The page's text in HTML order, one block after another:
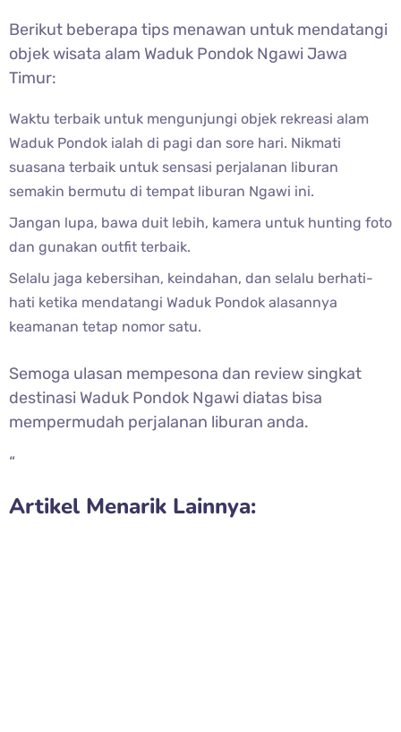
Berikut beberapa tips menawan untuk mendatangi
objek wisata alam Waduk Pondok Ngawi Jawa
Timur:
Waktu terbaik untuk mengunjungi objek rekreasi alam
Waduk Pondok ialah di pagi dan sore hari. Nikmati
suasana terbaik untuk sensasi perjalanan liburan
semakin bermutu di tempat liburan Ngawi ini.
Jangan lupa, bawa duit lebih, kamera untuk hunting foto
dan gunakan outfit terbaik.
Selalu jaga kebersihan, keindahan, dan selalu berhati-
hati ketika mendatangi Waduk Pondok alasannya
keamanan tetap nomor satu.
Semoga ulasan mempesona dan review singkat
destinasi Waduk Pondok Ngawi diatas bisa
mempermudah perjalanan liburan anda.
“
Artikel Menarik Lainnya: